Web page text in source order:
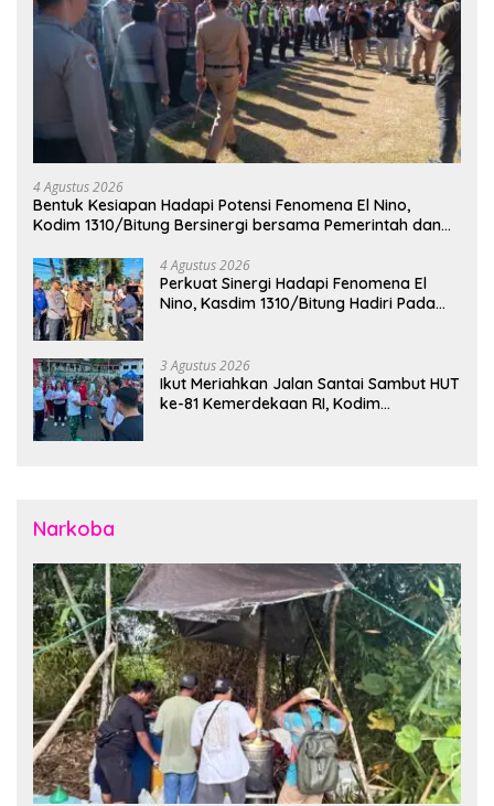
4 Agustus 2026
Bentuk Kesiapan Hadapi Potensi Fenomena El Nino,
Kodim 1310/Bitung Bersinergi bersama Pemerintah dan
Bencana
4 Agustus 2026
Perkuat Sinergi Hadapi Fenomena El
Nino, Kasdim 1310/Bitung Hadiri Pada
3 Agustus 2026
Ikut Meriahkan Jalan Santai Sambut HUT
ke-81 Kemerdekaan RI, Kodim
Narkoba